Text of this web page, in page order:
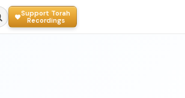
Support Torah
Recordings